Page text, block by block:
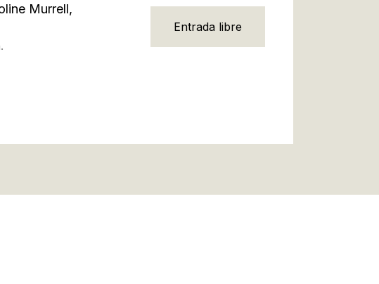
Murrell,
Entrada libre